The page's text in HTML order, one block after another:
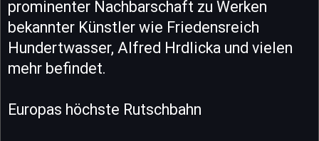
prominenter Nachbarschaft zu Werken
bekannter Künstler wie Friedensreich
Hundertwasser, Alfred Hrdlicka und vielen
mehr befindet.
Europas höchste Rutschbahn